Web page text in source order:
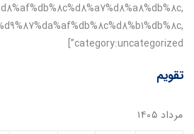
category:uncategorized”]
تقویم
مرداد ۱۴۰۵